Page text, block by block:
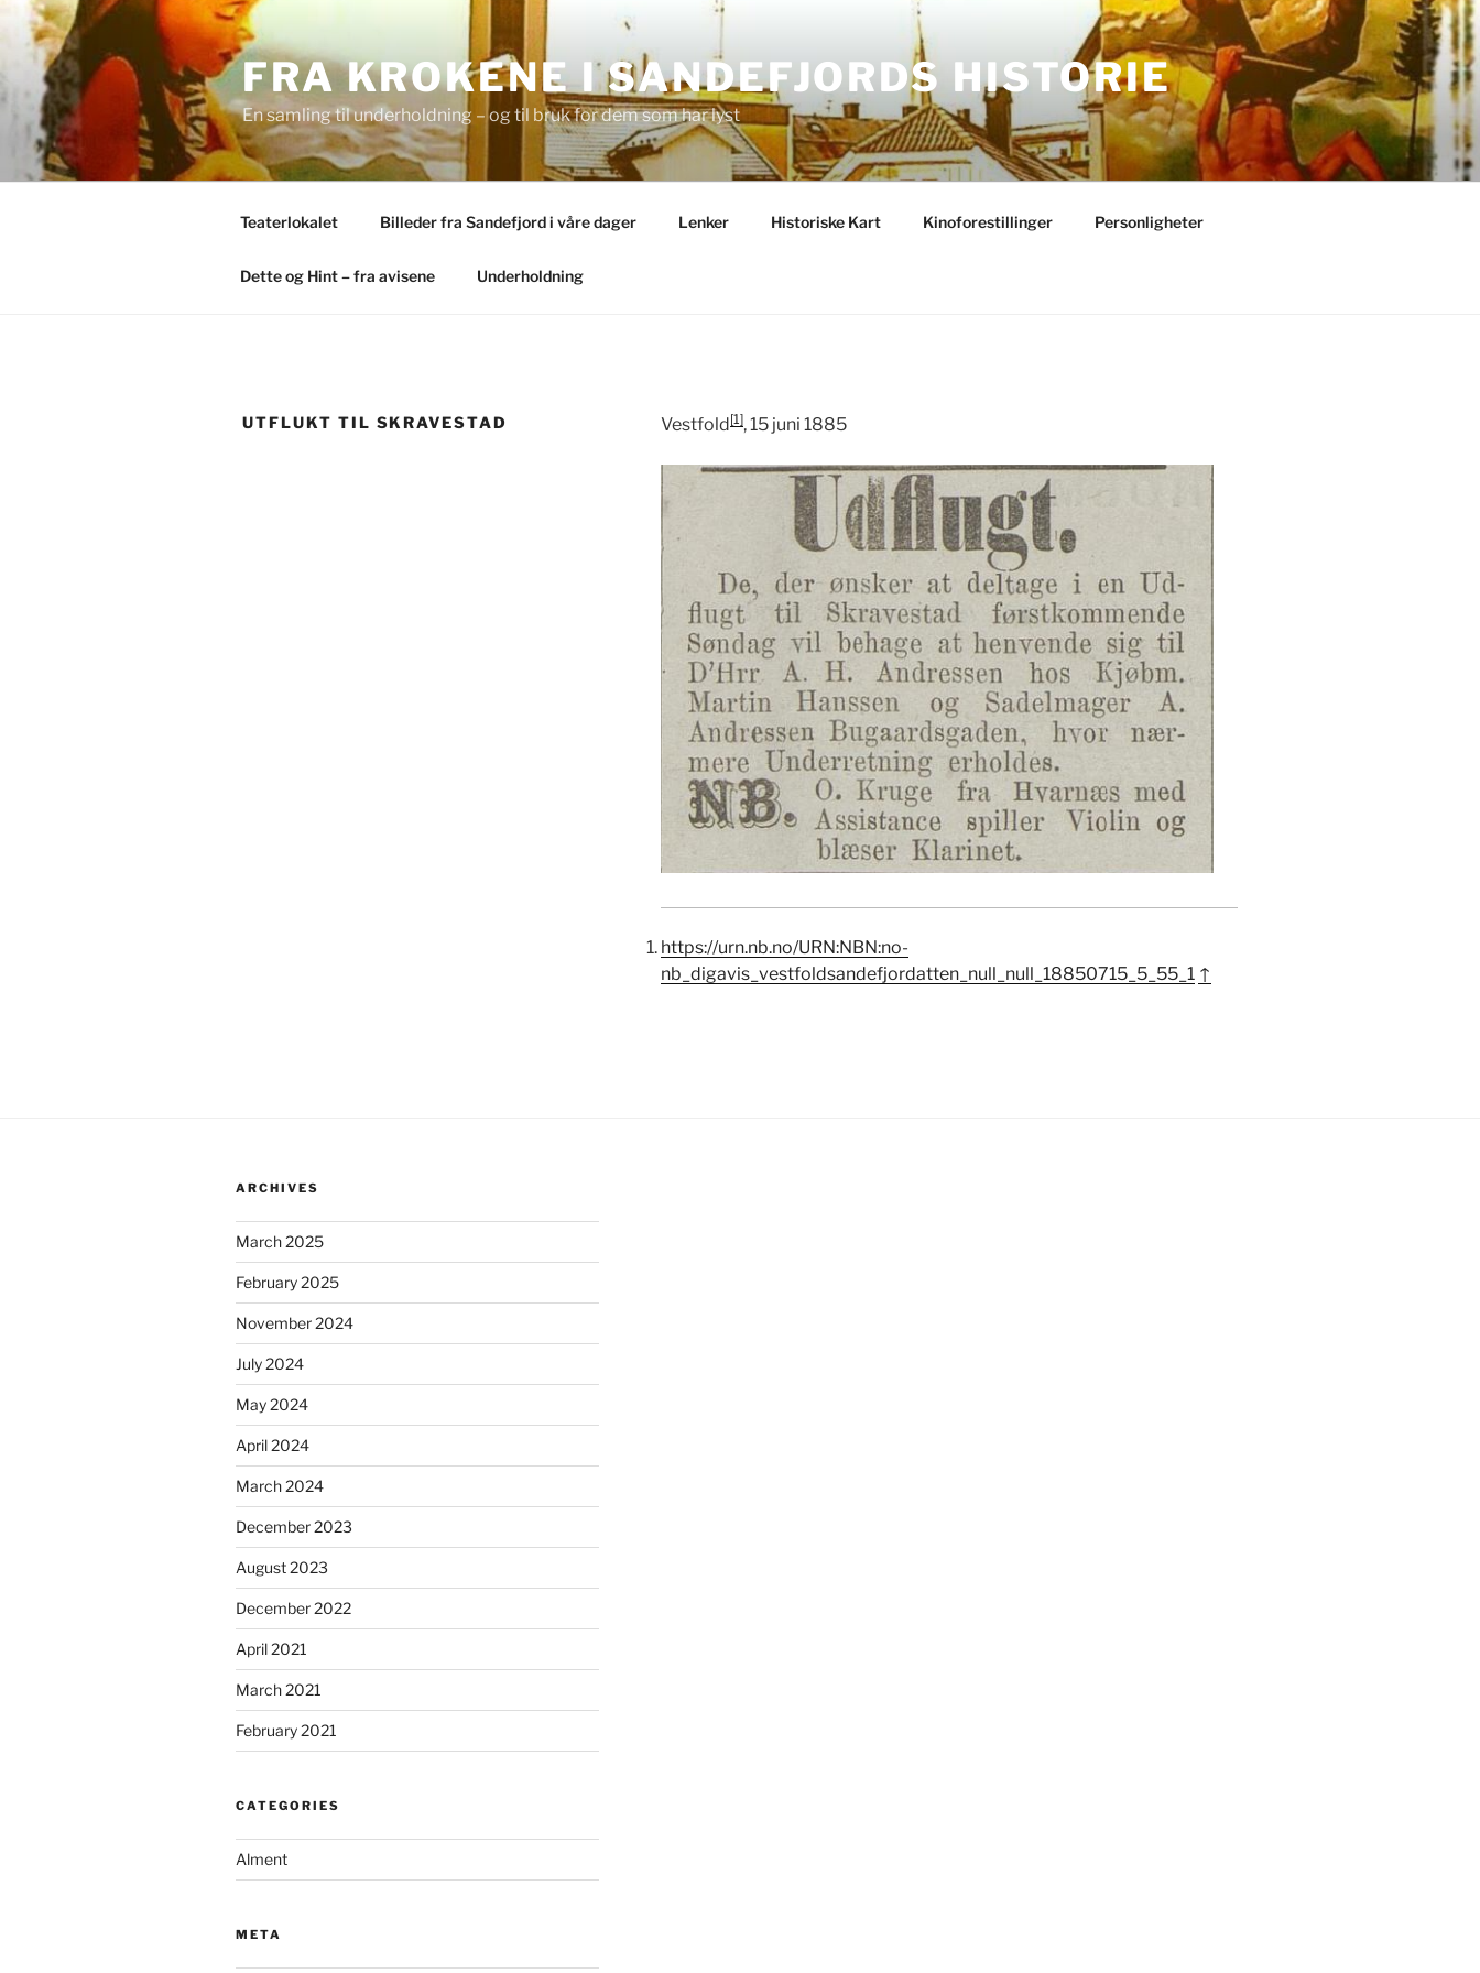
Skip
to
content
FRA KROKENE I SANDEFJORDS HISTORIE
En samling til underholdning – og til bruk for dem som har lyst
Teaterlokalet Billeder fra Sandefjord i våre dager Lenker Historiske Kart Kinoforestillinger Personligheter
Dette og Hint – fra avisene Underholdning
UTFLUKT TIL SKRAVESTAD Vestfold[1], 15 juni 1885
https://urn.nb.no/URN:NBN:no-
nb_digavis_vestfoldsandefjordatten_null_null_18850715_5_55_1 ↑
ARCHIVES
March 2025
February 2025
November 2024
July 2024
May 2024
April 2024
March 2024
December 2023
August 2023
December 2022
April 2021
March 2021
February 2021
CATEGORIES
Alment
META